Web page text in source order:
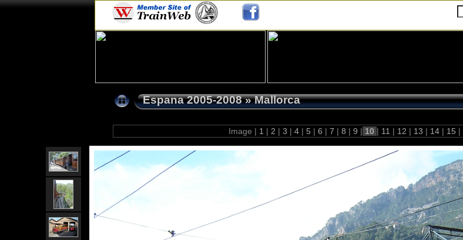
Espana 2005-2008»Mallorca
Image | 1 | 2 | 3 | 4 | 5 | 6 | 7 | 8 | 9 | 10 | 11 | 12 | 13 | 14 | 15 |